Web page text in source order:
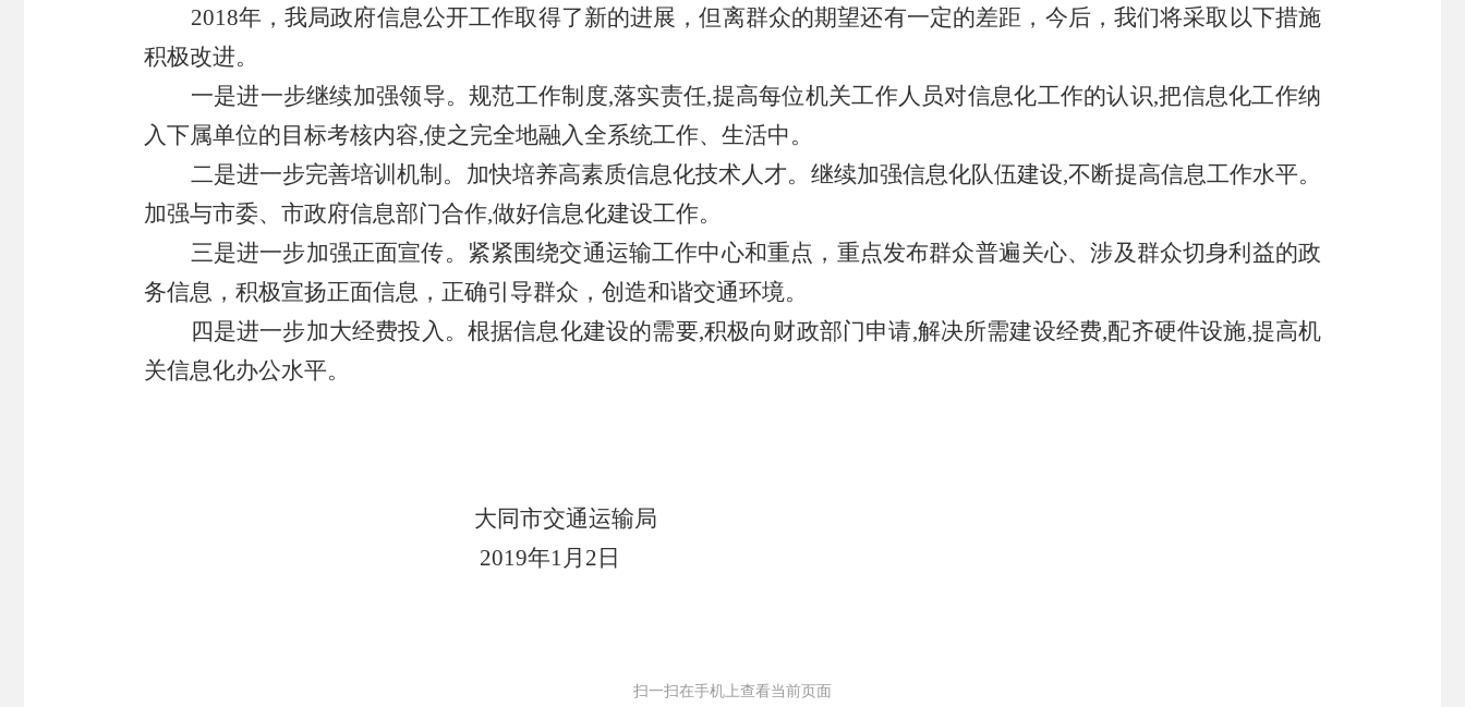
2018年，我局政府信息公开工作取得了新的进展，但离群众的期望还有一定的差距，今后，我们将采取以下措施
积极改进。
一是进一步继续加强领导。规范工作制度,落实责任,提高每位机关工作人员对信息化工作的认识,把信息化工作纳
入下属单位的目标考核内容,使之完全地融入全系统工作、生活中。
二是进一步完善培训机制 。 加快培养高素质信息化技术人才。继续加强信息化队伍建设,不断提高信息工作水平。
加强与市委、市政府信息部门合作,做好信息化建设工作。
三是进一步加强正面宣传。紧紧围绕交通运输工作中心和重点，重点发布群众普遍关心、涉及群众切身利益的政
务信息，积极宣扬正面信息，正确引导群众，创造和谐交通环境。
四是进一步加大经费投入 。 根据信息化建设的需要,积极向财政部门申请,解决所需建设经费,配齐硬件设施,提高机
关信息化办公水平。
大同市交通运输局
2019年1月 2 日
扫一扫在手机上查看当前页面